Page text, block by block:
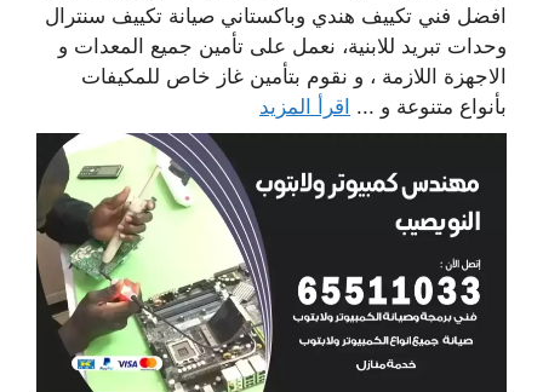
افضل فني تكييف هندي وباكستاني صيانة تكييف سنترال
وحدات تبريد للابنية، نعمل على تأمين جميع المعدات و
الاجهزة اللازمة ، و نقوم بتأمين غاز خاص للمكيفات
بأنواع متنوعة و ... اقرأ المزيد